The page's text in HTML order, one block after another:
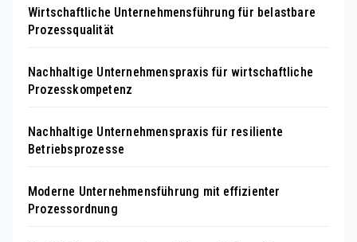
Wirtschaftliche Unternehmensführung für belastbare
Prozessqualität
Nachhaltige Unternehmenspraxis für wirtschaftliche
Prozesskompetenz
Nachhaltige Unternehmenspraxis für resiliente
Betriebsprozesse
Moderne Unternehmensführung mit effizienter
Prozessordnung